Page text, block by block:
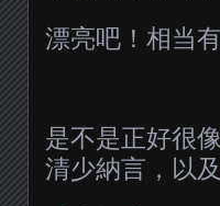
漂亮吧！相当
是不是正好很
清少納言，以